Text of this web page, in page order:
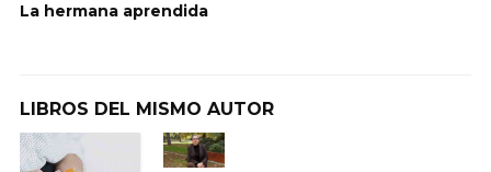
La hermana aprendida
LIBROS DEL MISMO AUTOR